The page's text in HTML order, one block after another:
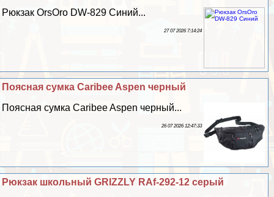
Рюкзак OrsOro DW-829 Синий...
27 07 2026 7:14:24
Поясная сумка Caribee Aspen черный
Поясная сумка Caribee Aspen черный...
26 07 2026 12:47:33
Рюкзак школьный GRIZZLY RAf-292-12 серый